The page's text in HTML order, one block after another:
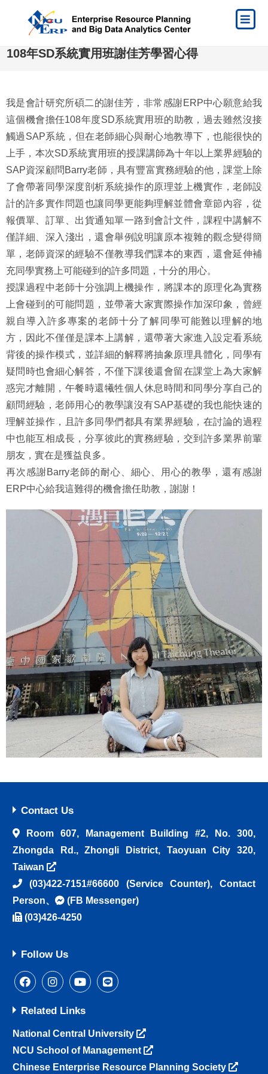
108年SD系統實用班謝佳芳學習心得
我是會計研究所碩二的謝佳芳，非常感謝ERP中心願意給我
這個機會擔任108年度SD系統實用班的助教，過去雖然沒接
觸過SAP系統，但在老師細心與耐心地教導下，也能很快的
上手，本次SD系統實用班的授課講師為十年以上業界經驗的
SAP資深顧問Barry老師，具有豐富實務經驗的他，課堂上除
了會帶著同學深度剖析系統操作的原理並上機實作，老師設
計的許多實作問題也讓同學更能夠理解並體會章節內容，從
報價單、訂單、出貨通知單一路到會計文件，課程中講解不
僅詳細、深入淺出，還會舉例說明讓原本複雜的觀念變得簡
單，老師資深的經驗不僅教導我們課本的東西，還會延伸補
充同學實務上可能碰到的許多問題，十分的用心。
授課過程中老師十分強調上機操作，將課本的原理化為實務
上會碰到的可能問題，並帶著大家實際操作加深印象，曾經
親自導入許多專案的老師十分了解同學可能難以理解的地
方，因此不僅僅是課本上講解，還帶著大家進入設定看系統
背後的操作模式，並詳細的解釋將抽象原理具體化，同學有
疑問時也會細心解答，不僅下課後還會留在課堂上為大家解
惑完才離開，午餐時還犧牲個人休息時間和同學分享自己的
顧問經驗，老師用心的教學讓沒有SAP基礎的我也能快速的
理解並操作，且許多同學們都具有業界經驗，在討論的過程
中也能互相成長，分享彼此的實務經驗，交到許多業界前輩
朋友，實在是獲益良多。
再次感謝Barry老師的耐心、細心、用心的教學，還有感謝
ERP中心給我這難得的機會擔任助教，謝謝！
Contact Us
Room 607, Management Building #2, No. 300,
Zhongda Rd., Zhongli District, Taoyuan City 320,
Taiwan
(03)422-7151#66600(Service Counter), Contact
Person、
(FB Messenger)
(03)426-4250
Follow Us
Related Links
National Central University
NCU School of Management
Chinese Enterprise Resource Planning Society